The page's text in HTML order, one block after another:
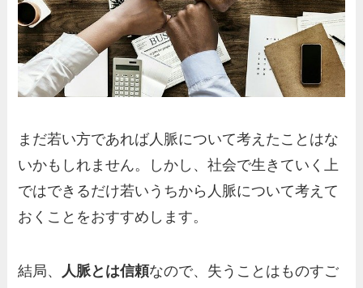
まだ若い方であれば人脈について考えたことはな
いかもしれません。しかし、社会で生きていく上
ではできるだけ若いうちから人脈について考えて
おくことをおすすめします。
結局、 人脈とは信頼なので、失うことはものすご